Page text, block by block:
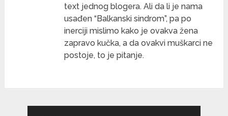
text jednog blogera. Ali da li je nama
usađen “Balkanski sindrom”, pa po
inerciji mislimo kako je ovakva žena
zapravo kučka, a da ovakvi muškarci ne
postoje, to je pitanje.